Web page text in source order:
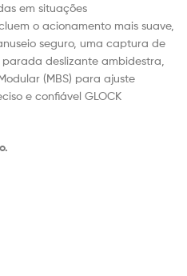
em situações
o acionamento mais suave,
seguro, uma captura de
deslizante ambidestra,
(MBS) para ajuste
e confiável GLOCK